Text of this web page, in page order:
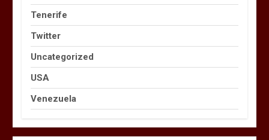
Tenerife
Twitter
Uncategorized
USA
Venezuela